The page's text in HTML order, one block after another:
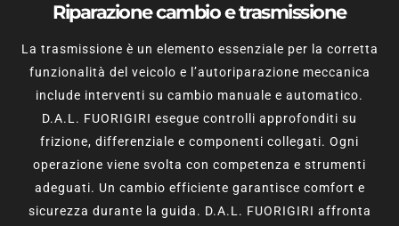
Riparazione cambio e trasmissione
La trasmissione è un elemento essenziale per la corretta
funzionalità del veicolo e l’autoriparazione meccanica
include interventi su cambio manuale e automatico.
D.A.L. FUORIGIRI esegue controlli approfonditi su
frizione, differenziale e componenti collegati. Ogni
operazione viene svolta con competenza e strumenti
adeguati. Un cambio efficiente garantisce comfort e
sicurezza durante la guida. D.A.L. FUORIGIRI affronta